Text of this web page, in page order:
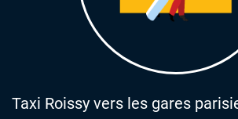
Taxi Roissy vers les gares